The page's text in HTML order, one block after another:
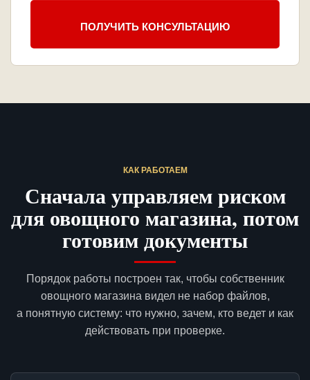
ПОЛУЧИТЬ КОНСУЛЬТАЦИЮ
КАК РАБОТАЕМ
Сначала управляем риском
для овощного магазина, потом
готовим документы
Порядок работы построен так, чтобы собственник
овощного магазина видел не набор файлов,
а понятную систему: что нужно, зачем, кто ведет и как
действовать при проверке.